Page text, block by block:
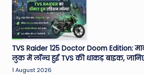
TVS Raider 125 Doctor Doom Edition:
लुक में लॉन्च हुई TVS की धाकड़ बाइक,
1 August 2026